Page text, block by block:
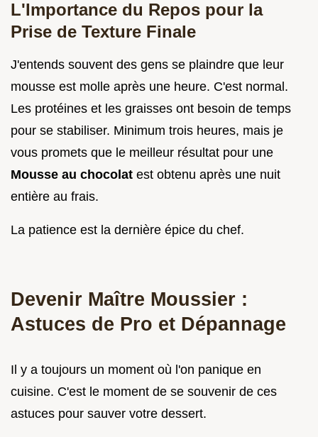
L'Importance du Repos pour la
Prise de Texture Finale
J'entends souvent des gens se plaindre que leur
mousse est molle après une heure. C'est normal.
Les protéines et les graisses ont besoin de temps
pour se stabiliser. Minimum trois heures, mais je
vous promets que le meilleur résultat pour une
Mousse au chocolat est obtenu après une nuit
entière au frais.
La patience est la dernière épice du chef.
Devenir Maître Moussier :
Astuces de Pro et Dépannage
Il y a toujours un moment où l'on panique en
cuisine. C'est le moment de se souvenir de ces
astuces pour sauver votre dessert.